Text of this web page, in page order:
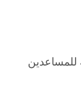
للمساعدين